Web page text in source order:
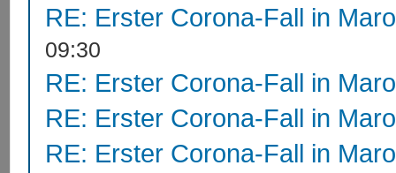
RE: Erster Corona-Fall in
09:30
RE: Erster Corona-Fall in
RE: Erster Corona-Fall in
RE: Erster Corona-Fall in